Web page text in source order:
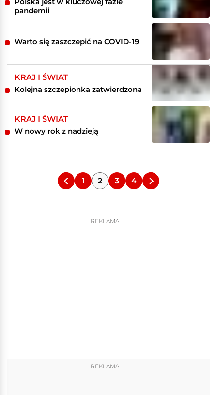
pandemii
Warto się zaszczepić na COVID-19
KRAJ I ŚWIAT
Kolejna szczepionka zatwierdzona
KRAJ I ŚWIAT
W nowy rok z nadzieją
1 2 3 4
REKLAMA
REKLAMA